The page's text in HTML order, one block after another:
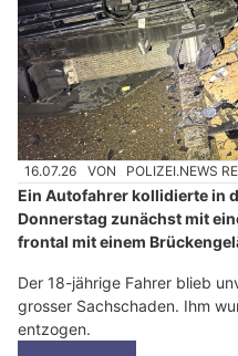
16.07.26 VON POLIZEI.NEWS
Ein Autofahrer kollidierte in
Donnerstag zunächst mit
frontal mit einem
Der 18-jährige Fahrer blieb
grosser Sachschaden. Ihm
entzogen.